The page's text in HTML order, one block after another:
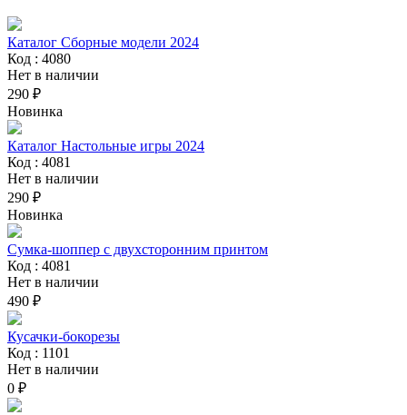
Каталог Сборные модели 2024
Код : 4080
Нет в наличии
290 ₽
Новинка
Каталог Настольные игры 2024
Код : 4081
Нет в наличии
290 ₽
Новинка
Сумка-шоппер с двухсторонним принтом
Код : 4081
Нет в наличии
490 ₽
Кусачки-бокорезы
Код : 1101
Нет в наличии
0 ₽